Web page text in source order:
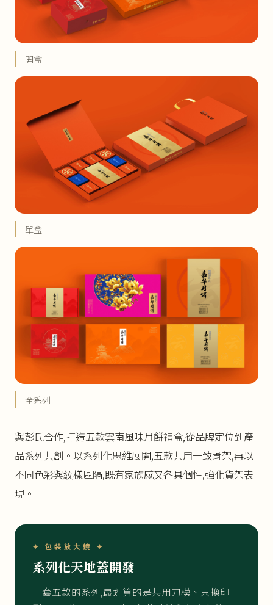
開盒
單盒
全系列
與彭氏合作,打造五款雲南風味月餅禮盒,從品牌定位到產
品系列共創。以系列化思維展開,五款共用一致骨架,再以
不同色彩與紋樣區隔,既有家族感又各具個性,強化貨架表
現。
✦ 包裝放大鏡 ✦
系列化天地蓋開發
一套五款的系列,最划算的是共用刀模、只換印